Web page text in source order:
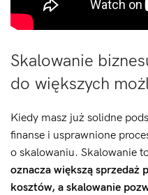
Skalowanie
do większych
Kiedy masz już solidne
finanse i usprawnione
o skalowaniu. Skalowanie
oznacza większą sprzedaż
kosztów, a skalowanie